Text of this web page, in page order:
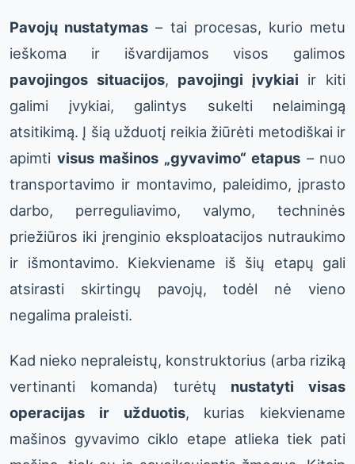
Pavojų nustatymas – tai procesas, kurio metu
ieškoma ir išvardijamos visos galimos
pavojingos situacijos, pavojingi įvykiai ir kiti
galimi įvykiai, galintys sukelti nelaimingą
atsitikimą. Į šią užduotį reikia žiūrėti metodiškai ir
apimti visus mašinos „gyvavimo“ etapus – nuo
transportavimo ir montavimo, paleidimo, įprasto
darbo, perreguliavimo, valymo, techninės
priežiūros iki įrenginio eksploatacijos nutraukimo
ir išmontavimo. Kiekviename iš šių etapų gali
atsirasti skirtingų pavojų, todėl nė vieno
negalima praleisti.
Kad nieko nepraleistų, konstruktorius (arba riziką
vertinanti komanda) turėtų nustatyti visas
operacijas ir užduotis, kurias kiekviename
mašinos gyvavimo ciklo etape atlieka tiek pati